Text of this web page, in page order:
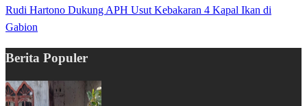
Rudi Hartono Dukung APH Usut Kebakaran 4 Kapal Ikan di
Gabion
Berita Populer